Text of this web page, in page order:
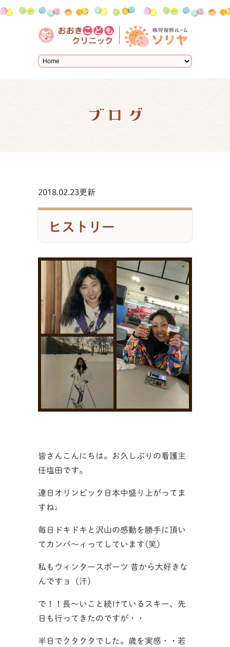
ブログ
2018.02.23更新
ヒストリー
皆さんこんにちは。お久しぶりの看護主
任塩田です。
連日オリンピック日本中盛り上がってま
すね♩
毎日ドキドキと沢山の感動を勝手に頂い
てカンパ～ィってしています(笑)
私もウィンタースポーツ 昔から大好きな
んですョ（汗）
で！！長～いこと続けているスキー、先
日も行ってきたのですが・・
半日でクタクタでした。歳を実感・・若